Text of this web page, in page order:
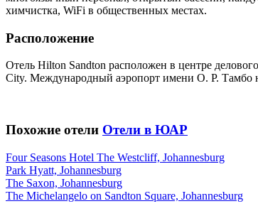
химчистка, WiFi в общественных местах.
Расположение
Отель Hilton Sandton расположен в центре
City. Международный аэропорт имени О. Р. Тамбо
Похожие отели Отели в ЮАР
Four Seasons Hotel The Westcliff, Johannesburg
Park Hyatt, Johannesburg
The Saxon, Johannesburg
The Michelangelo on Sandton Square, Johannesburg